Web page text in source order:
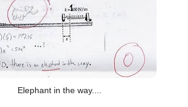
Elephant in the way....